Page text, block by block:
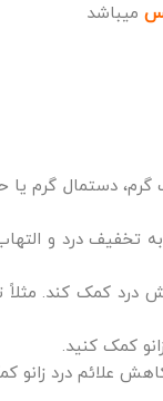
میباشد
دستمال گرم یا
تخفیف درد و
درد کمک کند. مثلاً
کمک کنید.
علائم درد زانو